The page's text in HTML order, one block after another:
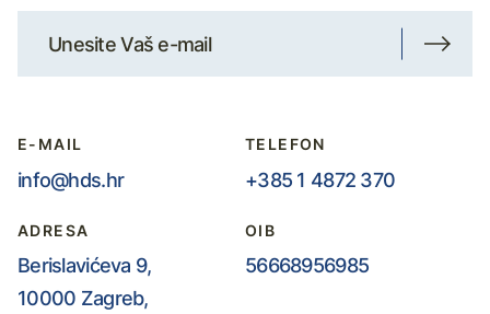
E-MAIL
info@hds.hr
TELEFON
+385 1 4872 370
ADRESA
Berislavićeva 9,
10000 Zagreb,
OIB
56668956985